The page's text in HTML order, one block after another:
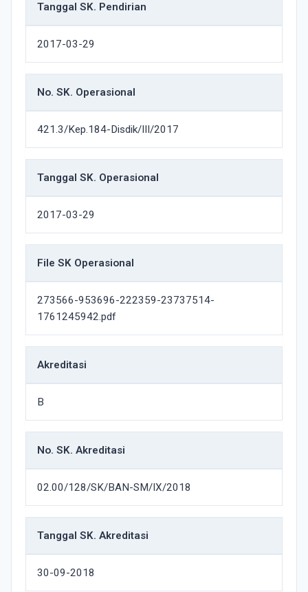
Tanggal SK. Pendirian
2017-03-29
No. SK. Operasional
421.3/Kep.184-Disdik/III/2017
Tanggal SK. Operasional
2017-03-29
File SK Operasional
273566-953696-222359-23737514-
1761245942.pdf
Akreditasi
B
No. SK. Akreditasi
02.00/128/SK/BAN-SM/IX/2018
Tanggal SK. Akreditasi
30-09-2018